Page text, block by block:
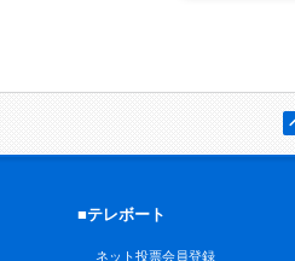
■テレボート
ネット投票会員登録